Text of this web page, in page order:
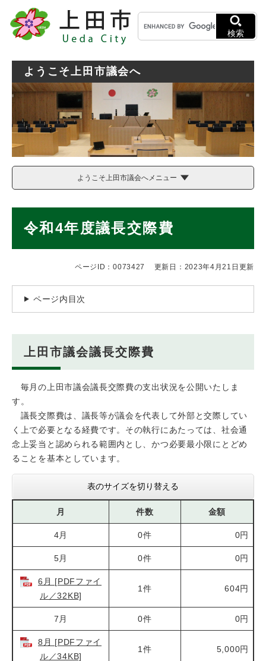
メニューを飛ばして本文へ
キ
ー
ワ
検索
ようこそ上田市議会へ
ようこそ上田市議会へメニュー
令和4年度議長交際費
ページID：0073427 更新日：2023年4月21日更新
ページ内目次
上田市議会議長交際費
毎月の上田市議会議長交際費の支出状況を公開いたしま
す。
議長交際費は、議長等が議会を代表して外部と交際してい
く上で必要となる経費です。その執行にあたっては、社会通
念上妥当と認められる範囲内とし、かつ必要最小限にとどめ
ることを基本としています。
表のサイズを切り替える
月 件数 金額
4月 0件 0円
5月 0件 0円
6月 [PDFファイ
ル／32KB]
1件 604円
7月 0件 0円
8月 [PDFファイ
ル／34KB]
1件 5,000円